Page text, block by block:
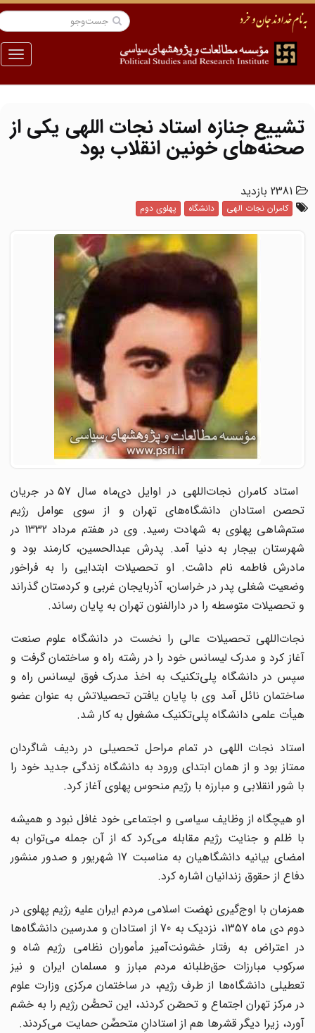
منو
تشییع جنازه استاد نجات اللهی یکی از
صحنه‏‌های خونین انقلاب بود
2381 بازدید
کامران نجات الهی دانشگاه پهلوی دوم
استاد کامران نجات‌‌اللهی در اوایل دی‌ماه سال 57 در جریان
تحصن استادان دانشگاه‌های تهران و از سوی عوامل رژیم
ستم‌شاهی پهلوی به شهادت رسید. وی در هفتم مرداد 1332 در
شهرستان بیجار به دنیا آمد. پدرش عبدالحسین، کارمند بود و
مادرش فاطمه نام داشت. او تحصیلات ابتدایی را به فراخور
وضعیت شغلی پدر در خراسان، آذربایجان غربی و کردستان گذراند
و تحصیلات متوسطه را در دارالفنون تهران به پایان رساند.
نجات‌اللهی تحصیلات عالی را نخست در دانشگاه علوم صنعت
آغاز کرد و مدرک لیسانس خود را در رشته راه و ساختمان گرفت و
سپس در دانشگاه پلی‌تکنیک به اخذ مدرک فوق لیسانس راه و
ساختمان نائل آمد وی با پایان یافتن تحصیلاتش به عنوان عضو
هیأت علمی دانشگاه پلی‌تکنیک مشغول به کار شد.
استاد نجات اللهی در تمام مراحل تحصیلی در ردیف شاگردان
ممتاز بود و از همان ابتدای ورود به دانشگاه زندگی جدید خود را
با شور انقلابی و مبارزه با رژیم منحوس پهلوی آغاز کرد.
او هیچگاه از وظایف سیاسی و اجتماعی خود غافل نبود و همیشه
با ظلم و جنایت رژیم مقابله می‌کرد که از آن جمله می‌توان به
امضای بیانیه دانشگاهیان به مناسبت 17 شهریور و صدور منشور
دفاع از حقوق زندانیان اشاره کرد.
همزمان با اوج‌‌گیری نهضت اسلامی مردم ایران علیه رژیم پهلوی در
دوم دی ماه 1357، نزدیک به 70 از استادان و مدرسین دانشگاه‌‌ها
در اعتراض به رفتار خشونت‌‌آمیز مأموران نظامی رژیم شاه و
سرکوب مبارزات حق‌‌طلبانه مردم مبارز و مسلمان ایران و نیز
تعطیلی دانشگاه‌‌ها از طرف رژیم، در ساختمان مرکزی وزارت علوم
در مرکز تهران اجتماع و تحصّن کردند، این تحصُّن رژیم را به خشم
آورد، زیرا دیگر قشرها هم از استادانِ متحصِّن حمایت می‌‌کردند.